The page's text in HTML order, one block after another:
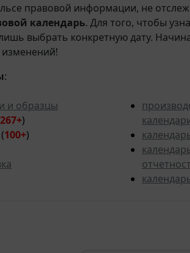
правовой информации, не
календарь. Для того, чтобы
выбрать конкретную дату.
изменений!
:
и образцы
)
(100+)